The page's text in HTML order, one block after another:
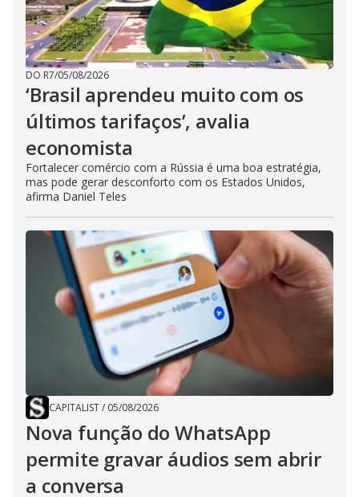
DO R7/05/08/2026
‘Brasil aprendeu muito com os
últimos tarifaços’, avalia
economista
Fortalecer comércio com a Rússia é uma boa estratégia,
mas pode gerar desconforto com os Estados Unidos,
afirma Daniel Teles
CAPITALIST/ 05/08/2026
Nova função do WhatsApp
permite gravar áudios sem abrir
a conversa